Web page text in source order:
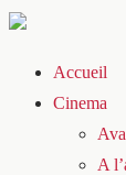
Accueil
Cinema
A